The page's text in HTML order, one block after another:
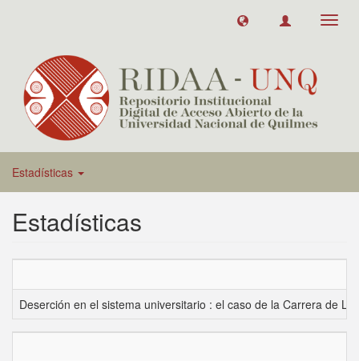
Estadísticas
Estadísticas
Deserción en el sistema universitario : el caso de la Carrera de